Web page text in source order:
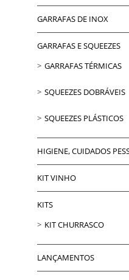
GARRAFAS DE INOX
GARRAFAS E SQUEEZES
GARRAFAS TÉRMICAS
SQUEEZES DOBRÁVEIS
SQUEEZES PLÁSTICOS
HIGIENE, CUIDADOS
KIT VINHO
KITS
KIT CHURRASCO
LANÇAMENTOS